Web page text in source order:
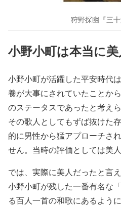
狩野探幽『三十
小野小町は本当に
小野小町が活躍した平安時代
養が大事にされていたことか
のステータスであったと考えら
その歌人としてもずば抜けた
的に男性から猛アプローチさ
せん。当時の評価としては美
では、実際に美人だったと言
小野小町が残した一番有名な
る百人一首の和歌にあるよう